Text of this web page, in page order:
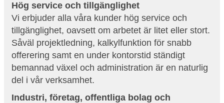
Hög service och tillgänglighet
Vi erbjuder alla våra kunder hög service och
tillgänglighet, oavsett om arbetet är litet eller stort.
Såväl projektledning, kalkylfunktion för snabb
offerering samt en under kontorstid ständigt
bemannad växel och administration är en naturlig
del i vår verksamhet.
Industri, företag, offentliga bolag och